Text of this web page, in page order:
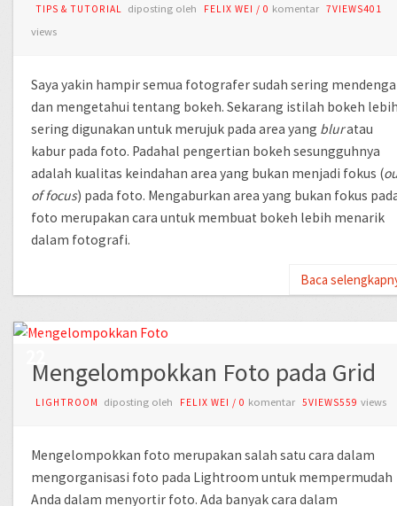
TIPS & TUTORIAL diposting oleh FELIX WEI / 0 komentar 7VIEWS401
views
Saya yakin hampir semua fotografer sudah sering
dan mengetahui tentang bokeh. Sekarang istilah bokeh
sering digunakan untuk merujuk pada area yang bluratau
kabur pada foto. Padahal pengertian bokeh sesungguhnya
adalah kualitas keindahan area yang bukan menjadi fokus (
of focus) pada foto. Mengaburkan area yang bukan fokus
foto merupakan cara untuk membuat bokeh lebih menarik
dalam fotografi.
Baca
AUG
Mengelompokkan Foto pada Grid
LIGHTROOM diposting oleh FELIX WEI / 0 komentar 5VIEWS559 views
Mengelompokkan foto merupakan salah satu cara dalam
mengorganisasi foto pada Lightroom untuk mempermudah
Anda dalam menyortir foto. Ada banyak cara dalam